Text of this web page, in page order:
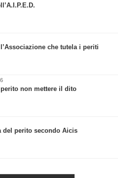
l’Associazione che tutela i periti
non mettere il dito
del perito secondo Aicis